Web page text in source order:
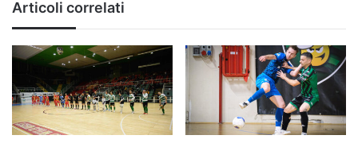
Articoli correlati